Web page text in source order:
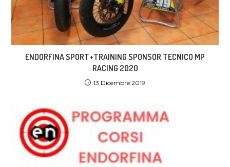
ENDORFINA SPORT+TRAINING SPONSOR TECNICO MP
RACING 2020
13 Dicembre 2019